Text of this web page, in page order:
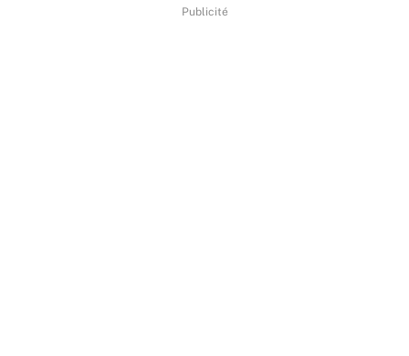
Publicité